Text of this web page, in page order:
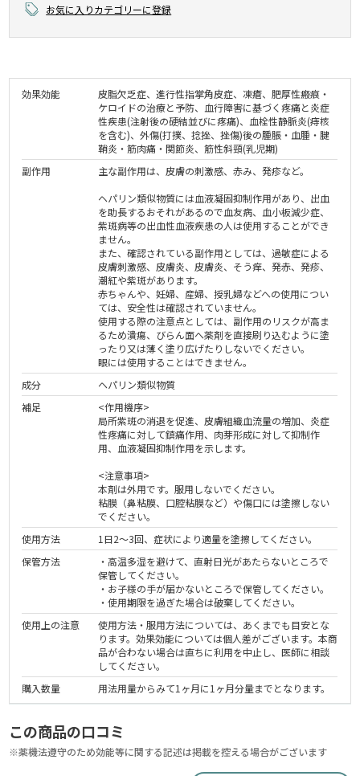
お気に入りカテゴリーに登録
効果効能
皮脂欠乏症、進行性指掌角皮症、凍瘡、肥厚性瘢痕・
ケロイドの治療と予防、血行障害に基づく疼痛と炎症
性疾患(注射後の硬結並びに疼痛)、血栓性静脈炎(痔核
を含む)、外傷(打撲、捻挫、挫傷)後の腫脹・血腫・腱
鞘炎・筋肉痛・関節炎、筋性斜頸(乳児期)
副作用
主な副作用は、皮膚の刺激感、赤み、発疹など。
ヘパリン類似物質には血液凝固抑制作用があり、出血
を助長するおそれがあるので血友病、血小板減少症、
紫斑病等の出血性血液疾患の人は使用することができ
ません。
また、確認されている副作用としては、過敏症による
皮膚刺激感、皮膚炎、皮膚炎、そう痒、発赤、発疹、
潮紅や紫斑があります。
赤ちゃんや、妊婦、産婦、授乳婦などへの使用につい
ては、安全性は確認されていません。
使用する際の注意点としては、副作用のリスクが高ま
るため潰瘍、びらん面へ薬剤を直接刷り込むように塗
ったり又は薄く塗り広げたりしないでください。
眼には使用することはできません。
成分
ヘパリン類似物質
補足
<作用機序>
局所紫斑の消退を促進、皮膚組織血流量の増加、炎症
性疼痛に対して鎮痛作用、肉芽形成に対して抑制作
用、血液凝固抑制作用を示します。
<注意事項>
本剤は外用です。服用しないでください。
粘膜（鼻粘膜、口腔粘膜など）や傷口には塗擦しない
でください。
使用方法
1日2～3回、症状により適量を塗擦してください。
保管方法
・高温多湿を避けて、直射日光があたらないところで
保管してください。
・お子様の手が届かないところで保管してください。
・使用期限を過ぎた場合は破棄してください。
使用上の注意
使用方法・服用方法については、あくまでも目安とな
ります。効果効能については個人差がございます。本商
品が合わない場合は直ちに利用を中止し、医師に相談
してください。
購入数量
用法用量からみて1ヶ月に1ヶ月分量までとなります。
この商品の口コミ
※薬機法遵守のため効能等に関する記述は掲載を控える場合がございます